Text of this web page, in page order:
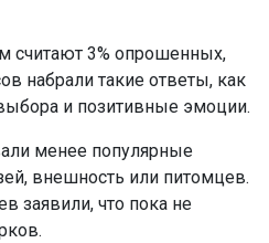
считают 3% опрошенных,
набрали такие ответы, как
и позитивные эмоции.
менее популярные
внешность или питомцев.
заявили, что пока не